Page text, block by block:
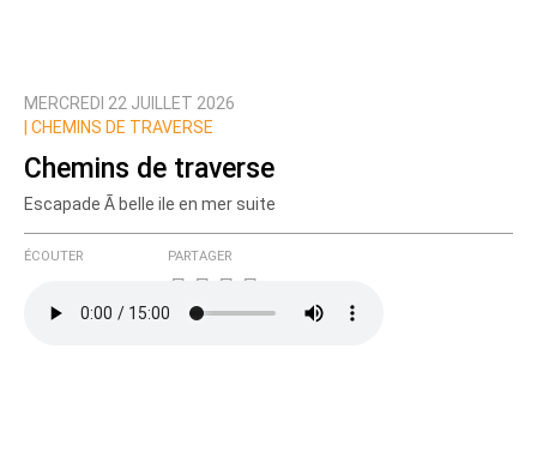
MERCREDI 22 JUILLET 2026
CHEMINS DE TRAVERSE
Chemins de traverse
Escapade Ã belle ile en mer suite
ÉCOUTER PARTAGER